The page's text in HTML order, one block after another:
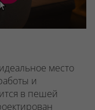
место
и
в пешей